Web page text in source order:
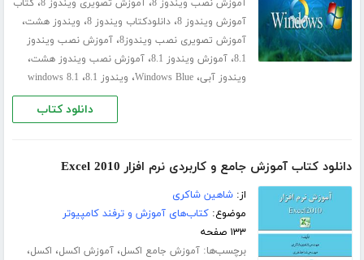
آموزش نصب ویندوز 8 ،آموزش تصویری ویندوز 8 ،کتاب
آموزش ویندوز 8 ،دانلودکتاب ویندوز 8 ، ویندوز هشت،
آموزش تصویری نصب ویندوز8 ،آموزش نصب ویندوز
8.1،آموزش ویندوز 8.1 ،آموزش نصب ویندوز هشت،
ویندوز آبی،Windows Blue، ویندوز 8.1 ، windows 8.1
دانلود کتاب
دانلود کتاب آموزش جامع و کاربردی نرم افزار Excel 2010
از:شاهین شاکری
موضوع:کتاب‌های آموزش و ترفند کامپیوتر
۱۳۳ صفحه
برچسب‌ها:آموزش جامع اکسل،آموزش اکسل، اکسل،